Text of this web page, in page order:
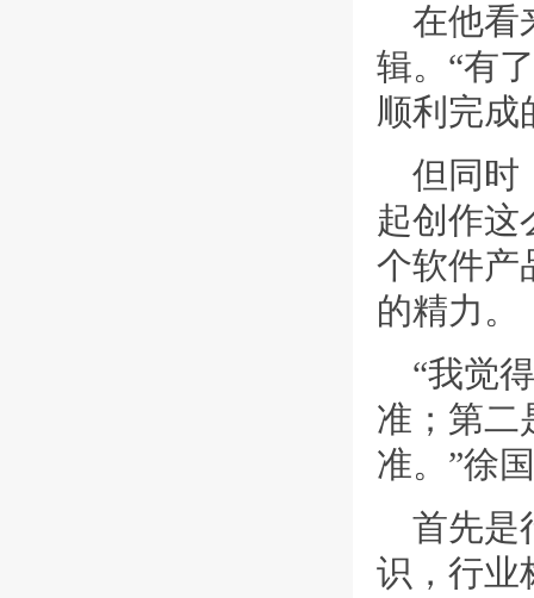
在他看
辑。“有
顺利完成
但同时
起创作这
个软件产
的精力。
“我觉
准；第二
准。”徐
首先是
识，行业